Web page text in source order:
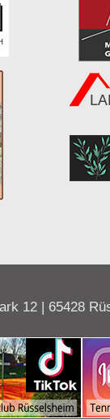
12 | 65428